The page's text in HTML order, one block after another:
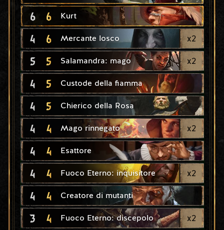
6 6 Kurt
4 6 Mercante losco x2
5 5 Salamandra: mago x2
4 5 Custode della fiamma
4 5 Chierico della Rosa
4 4 Mago rinnegato x2
4 4 Esattore
4 4 Fuoco Eterno: inquisitore x2
4 4 Creatore di mutanti
3 4 Fuoco Eterno: discepolo x2